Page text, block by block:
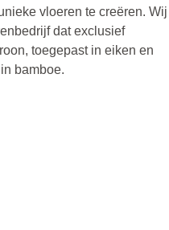
vloeren te creëren. Wij
dat exclusief
toegepast in eiken en
bamboe.